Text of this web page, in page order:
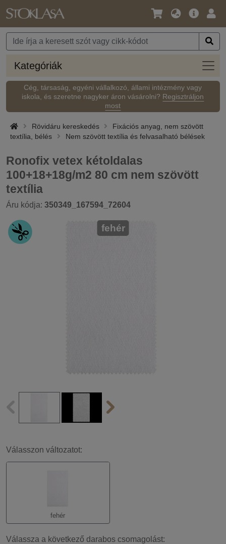
Nyelv
Pénznem
Fő
Kategóriák
Cég, társaság, egyéni vállalkozó, állami intézmény vagy
iskola, és szeretne nagyker áron vásárolni? Regisztráljon
most
Rövidáru kereskedés
Fixációs anyag, nem szövött
textília, bélés
Nem szövött textília és felvasalható bélések
Ronofix vetex kétoldalas
100+18+18g/m2 80 cm nem szövött
textília
Áru kódja: 350349_167594_72604
fehér
Válasszon változatot:
fehér
Válassza a következő darabos csomagolást: